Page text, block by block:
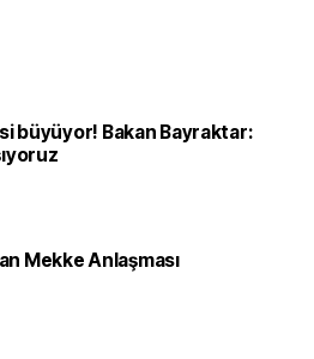
büyüyor! Bakan Bayraktar:
Mekke Anlaşması